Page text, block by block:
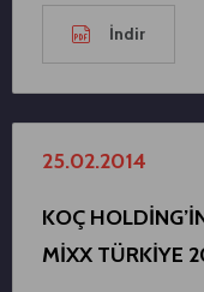
İndir
25.02.2014
KOÇ
MİXX TÜRKİYE